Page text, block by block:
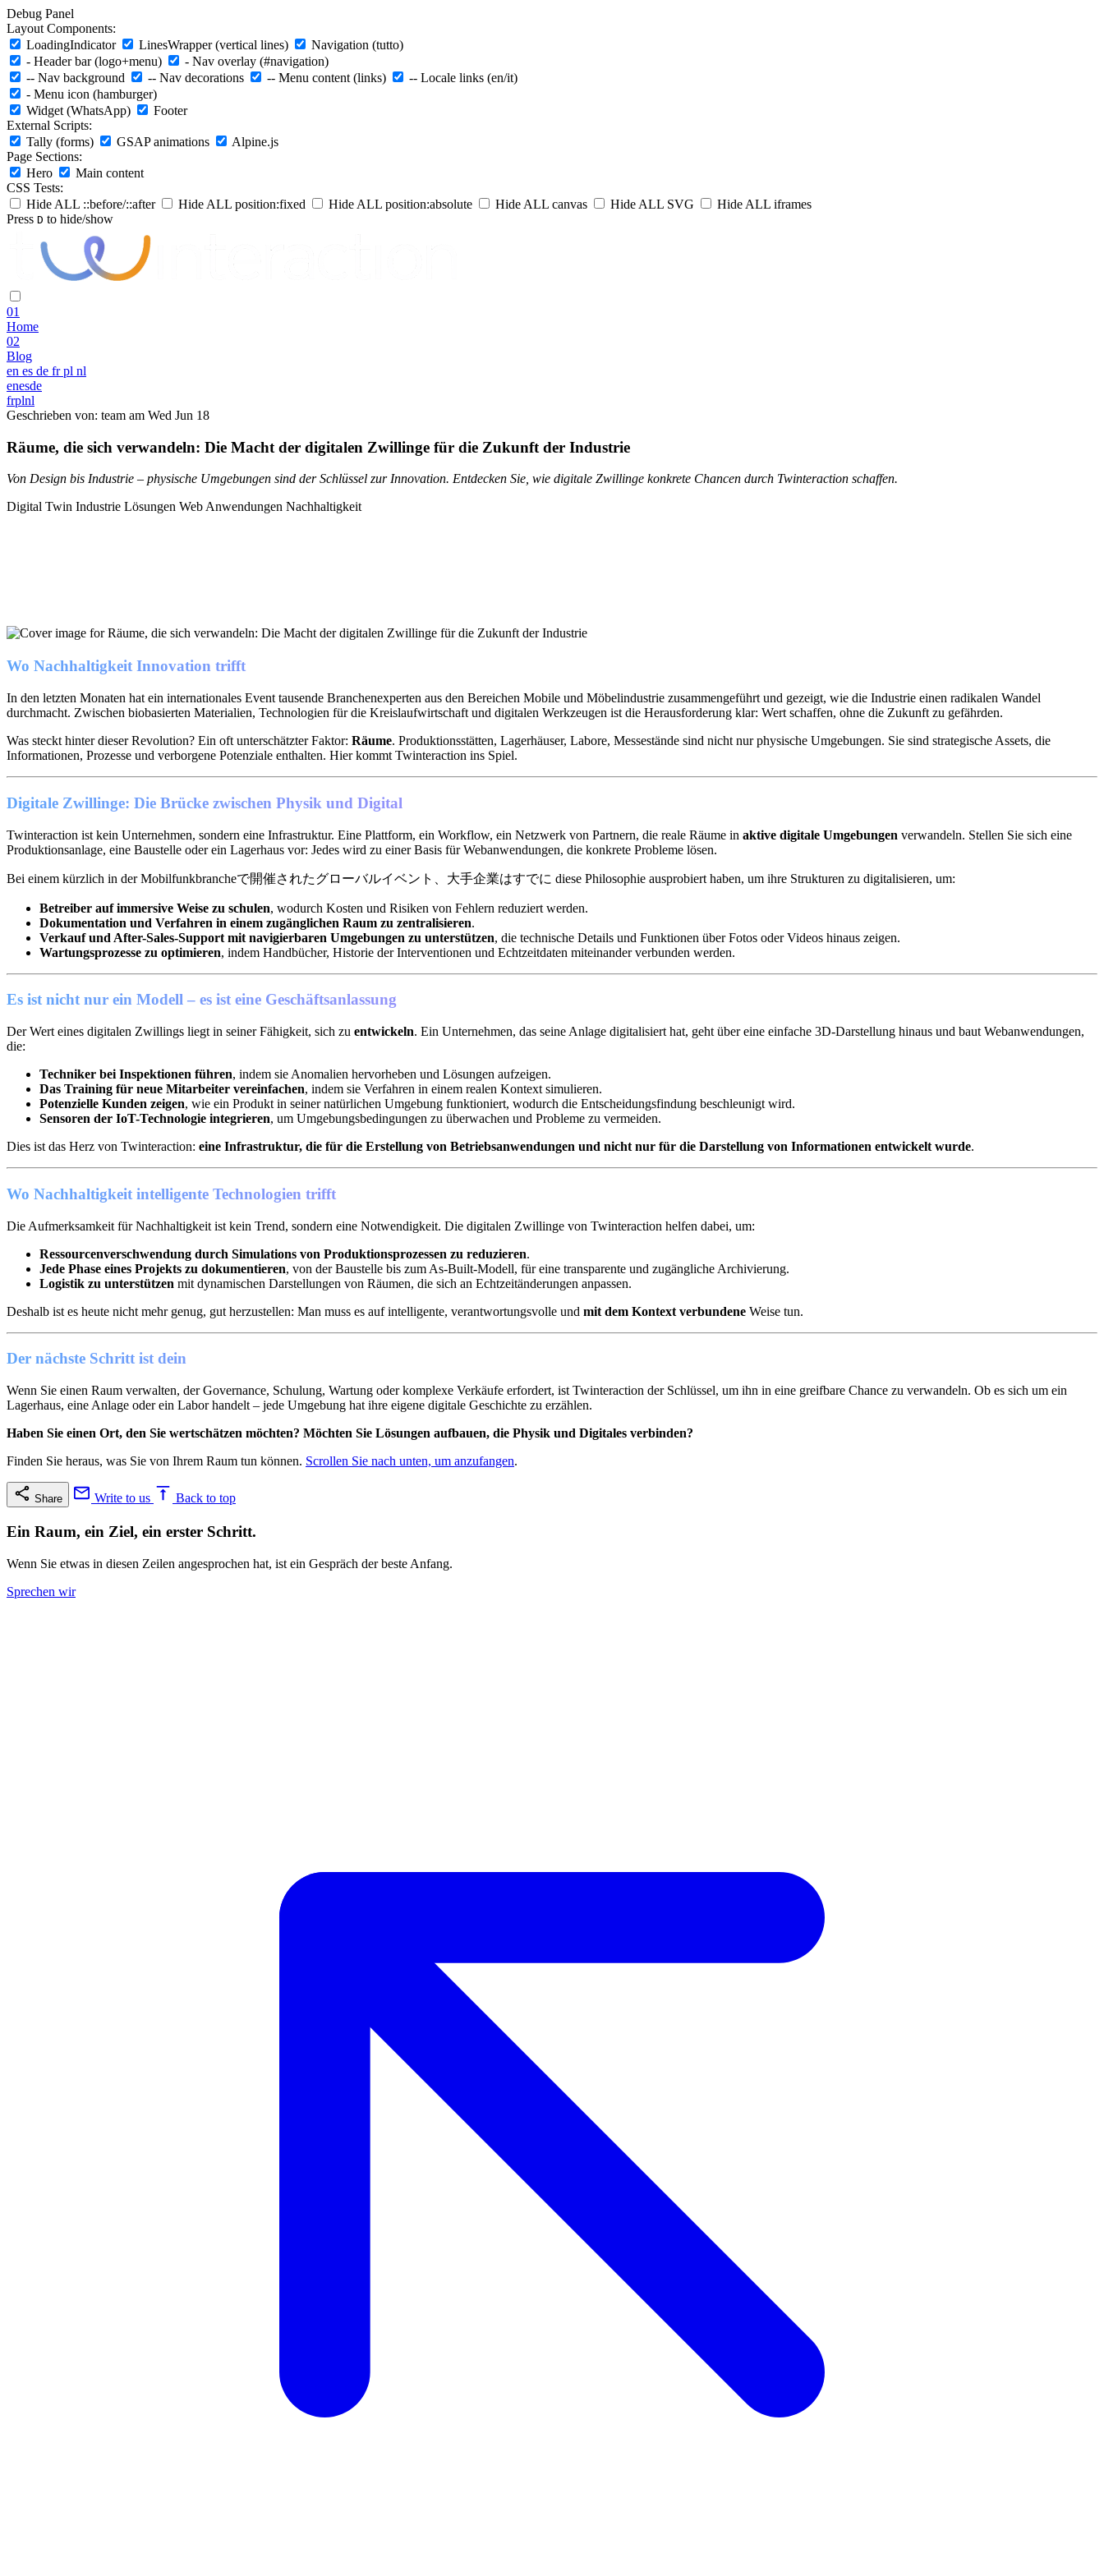
Debug Panel
Layout Components:
LoadingIndicator
LinesWrapper (vertical lines)
Navigation (tutto)
- Header bar (logo+menu)
- Nav overlay (#navigation)
-- Nav background
-- Nav decorations -- Menu content (links)
-- Locale links (en/it)
- Menu icon (hamburger)
Widget (WhatsApp)
Footer
External Scripts:
Tally (forms)
GSAP animations
Alpine.js
Page Sections:
Hero
Main content
CSS Tests:
Hide ALL ::before/::after
Hide ALL position:fixed Hide ALL position:absolute Hide ALL canvas Hide ALL SVG
Hide ALL iframes
Press D to hide/show
01
Home
02
Blog
en es de fr pl nl
enesde
frplnl
Geschrieben von: team am Wed Jun 18
Räume, die sich verwandeln: Die Macht der digitalen Zwillinge für die Zukunft der Industrie
Von Design bis Industrie – physische Umgebungen sind der Schlüssel zur Innovation. Entdecken Sie, wie digitale Zwillinge konkrete Chancen durch Twinteraction schaffen.
Digital Twin Industrie Lösungen Web Anwendungen Nachhaltigkeit
Wo Nachhaltigkeit Innovation trifft
In den letzten Monaten hat ein internationales Event tausende Branchenexperten aus den Bereichen Mobile und Möbelindustrie zusammengeführt und gezeigt, wie die Industrie einen radikalen Wandel
durchmacht. Zwischen biobasierten Materialien, Technologien für die Kreislaufwirtschaft und digitalen Werkzeugen ist die Herausforderung klar: Wert schaffen, ohne die Zukunft zu gefährden.
Was steckt hinter dieser Revolution? Ein oft unterschätzter Faktor: Räume. Produktionsstätten, Lagerhäuser, Labore, Messestände sind nicht nur physische Umgebungen. Sie sind strategische Assets, die
Informationen, Prozesse und verborgene Potenziale enthalten. Hier kommt Twinteraction ins Spiel.
Digitale Zwillinge: Die Brücke zwischen Physik und Digital
Twinteraction ist kein Unternehmen, sondern eine Infrastruktur. Eine Plattform, ein Workflow, ein Netzwerk von Partnern, die reale Räume in aktive digitale Umgebungen verwandeln. Stellen Sie sich eine
Produktionsanlage, eine Baustelle oder ein Lagerhaus vor: Jedes wird zu einer Basis für Webanwendungen, die konkrete Probleme lösen.
Bei einem kürzlich in der Mobilfunkbrancheで開催されたグローバルイベント、大手企業はすでに diese Philosophie ausprobiert haben, um ihre Strukturen zu digitalisieren, um:
Betreiber auf immersive Weise zu schulen, wodurch Kosten und Risiken von Fehlern reduziert werden.
Dokumentation und Verfahren in einem zugänglichen Raum zu zentralisieren.
Verkauf und After-Sales-Support mit navigierbaren Umgebungen zu unterstützen, die technische Details und Funktionen über Fotos oder Videos hinaus zeigen.
Wartungsprozesse zu optimieren, indem Handbücher, Historie der Interventionen und Echtzeitdaten miteinander verbunden werden.
Es ist nicht nur ein Modell – es ist eine Geschäftsanlassung
Der Wert eines digitalen Zwillings liegt in seiner Fähigkeit, sich zu entwickeln. Ein Unternehmen, das seine Anlage digitalisiert hat, geht über eine einfache 3D-Darstellung hinaus und baut Webanwendungen,
die:
Techniker bei Inspektionen führen, indem sie Anomalien hervorheben und Lösungen aufzeigen.
Das Training für neue Mitarbeiter vereinfachen, indem sie Verfahren in einem realen Kontext simulieren.
Potenzielle Kunden zeigen, wie ein Produkt in seiner natürlichen Umgebung funktioniert, wodurch die Entscheidungsfindung beschleunigt wird.
Sensoren der IoT-Technologie integrieren, um Umgebungsbedingungen zu überwachen und Probleme zu vermeiden.
Dies ist das Herz von Twinteraction: eine Infrastruktur, die für die Erstellung von Betriebsanwendungen und nicht nur für die Darstellung von Informationen entwickelt wurde.
Wo Nachhaltigkeit intelligente Technologien trifft
Die Aufmerksamkeit für Nachhaltigkeit ist kein Trend, sondern eine Notwendigkeit. Die digitalen Zwillinge von Twinteraction helfen dabei, um:
Ressourcenverschwendung durch Simulations von Produktionsprozessen zu reduzieren.
Jede Phase eines Projekts zu dokumentieren, von der Baustelle bis zum As-Built-Modell, für eine transparente und zugängliche Archivierung.
Logistik zu unterstützen mit dynamischen Darstellungen von Räumen, die sich an Echtzeitänderungen anpassen.
Deshalb ist es heute nicht mehr genug, gut herzustellen: Man muss es auf intelligente, verantwortungsvolle und mit dem Kontext verbundene Weise tun.
Der nächste Schritt ist dein
Wenn Sie einen Raum verwalten, der Governance, Schulung, Wartung oder komplexe Verkäufe erfordert, ist Twinteraction der Schlüssel, um ihn in eine greifbare Chance zu verwandeln. Ob es sich um ein
Lagerhaus, eine Anlage oder ein Labor handelt – jede Umgebung hat ihre eigene digitale Geschichte zu erzählen.
Haben Sie einen Ort, den Sie wertschätzen möchten? Möchten Sie Lösungen aufbauen, die Physik und Digitales verbinden?
Finden Sie heraus, was Sie von Ihrem Raum tun können. Scrollen Sie nach unten, um anzufangen.
Share Write to us Back to top
Ein Raum, ein Ziel, ein erster Schritt.
Wenn Sie etwas in diesen Zeilen angesprochen hat, ist ein Gespräch der beste Anfang.
Sprechen wir